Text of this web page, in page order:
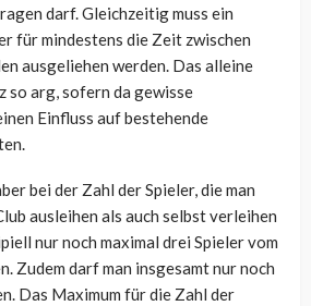
darf. Gleichzeitig muss ein
für mindestens die Zeit zwischen
ausgeliehen werden. Das alleine
so arg, sofern da gewisse
Einfluss auf bestehende
bei der Zahl der Spieler, die man
ausleihen als auch selbst verleihen
nur noch maximal drei Spieler vom
Zudem darf man insgesamt nur noch
Das Maximum für die Zahl der